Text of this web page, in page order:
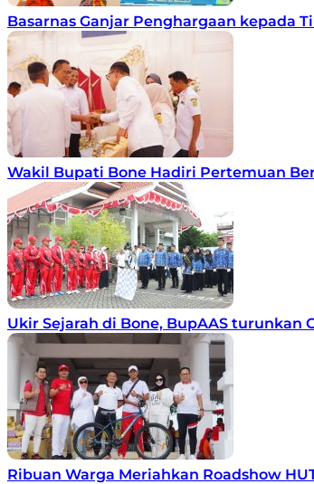
Basarnas Ganjar Penghargaan kepada
Wakil Bupati Bone Hadiri Pertemuan
Ukir Sejarah di Bone, BupAAS turunkan
Ribuan Warga Meriahkan Roadshow